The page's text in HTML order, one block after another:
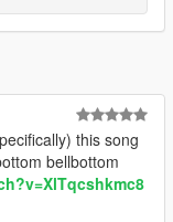
this song
bellbottom